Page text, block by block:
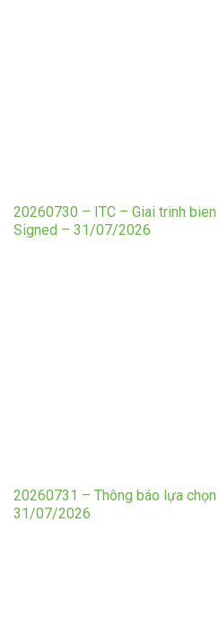
20260730 – ITC – Giai trinh
Signed – 31/07/2026
20260731 – Thông báo lựa
31/07/2026